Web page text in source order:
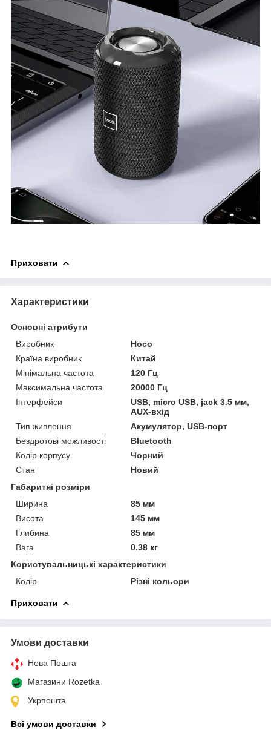
Приховати
Характеристики
Основні атрибути
Виробник
Hoco
Країна виробник
Китай
Мінімальна частота
120 Гц
Максимальна частота
20000 Гц
Інтерфейси
USB, micro USB, jack 3.5 мм,
AUX-вхід
Тип живлення
Акумулятор, USB-порт
Бездротові можливості
Bluetooth
Колір корпусу
Чорний
Стан
Новий
Габаритні розміри
Ширина
85 мм
Висота
145 мм
Глибина
85 мм
Вага
0.38 кг
Користувальницькі характеристики
Колір
Різні кольори
Приховати
Умови доставки
Нова Пошта
Магазини Rozetka
Укрпошта
Всі умови доставки